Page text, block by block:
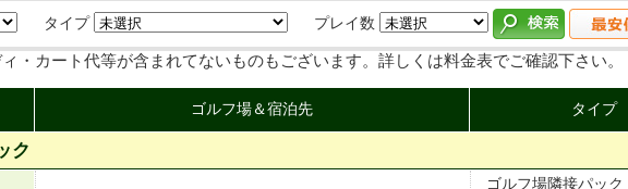
タイプ プレイ数
・カート代等が含まれてないものもございます。詳しくは料金表でご確認下さい。
ゴルフ場＆宿泊先 タイプ
ク
ゴルフ場隣接パック